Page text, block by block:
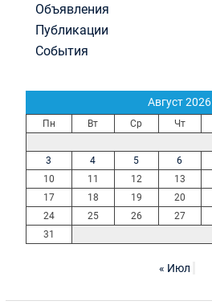
Объявления
Публикации
События
Август 2026
Пн Вт Ср Чт
3
4 5 6
10
11 12 13
17
18 19 20
24
25 26 27
31
« Июл